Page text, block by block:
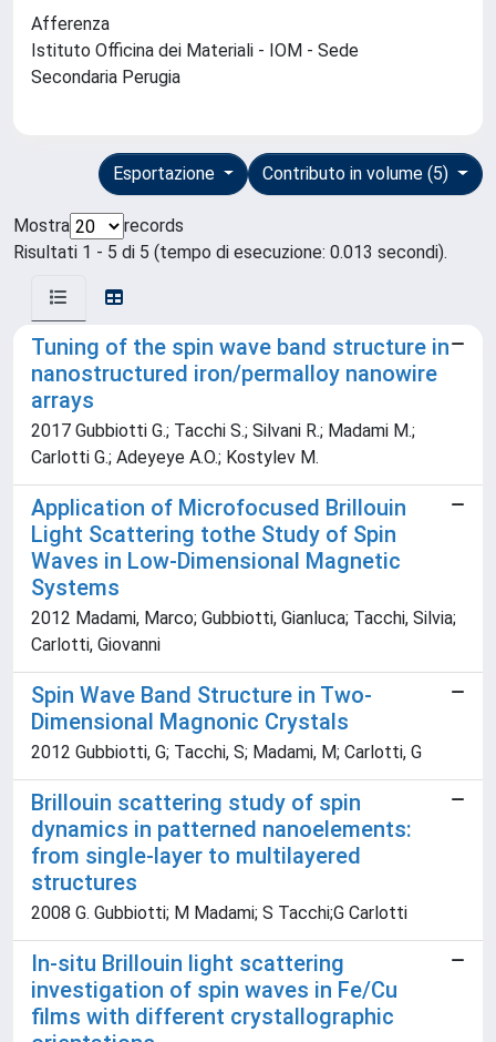
Afferenza
Istituto Officina dei Materiali - IOM - Sede
Secondaria Perugia
Contributo in volume (5)
Esportazione
Mostra
records
Risultati 1 - 5 di 5 (tempo di esecuzione: 0.013 secondi).
Tuning of the spin wave band structure in
nanostructured iron/permalloy nanowire
arrays
2017 Gubbiotti G.; Tacchi S.; Silvani R.; Madami M.;
Carlotti G.; Adeyeye A.O.; Kostylev M.
Application of Microfocused Brillouin
Light Scattering tothe Study of Spin
Waves in Low-Dimensional Magnetic
Systems
2012 Madami, Marco; Gubbiotti, Gianluca; Tacchi, Silvia;
Carlotti, Giovanni
Spin Wave Band Structure in Two-
Dimensional Magnonic Crystals
2012 Gubbiotti, G; Tacchi, S; Madami, M; Carlotti, G
Brillouin scattering study of spin
dynamics in patterned nanoelements:
from single-layer to multilayered
structures
2008 G. Gubbiotti; M Madami; S Tacchi;G Carlotti
In-situ Brillouin light scattering
investigation of spin waves in Fe/Cu
films with different crystallographic